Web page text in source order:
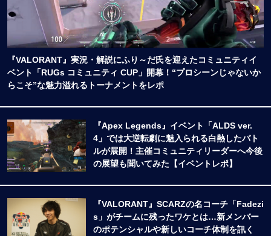
『VALORANT』実況・解説にふり～だ氏を迎えたコミュニティイ
ベント「RUGs コミュニティ CUP」開幕！“プロシーンじゃないか
らこそ”な魅力溢れるトーナメントをレポ
『Apex Legends』イベント「ALDS ver.
4」では大逆転劇に魅入られる白熱したバト
ルが展開！主催コミュニティリーダーへ今後
の展望も聞いてみた【イベントレポ】
『VALORANT』SCARZの名コーチ「Fadezi
s」がチームに残ったワケとは…新メンバー
のポテンシャルや新しいコーチ体制を訊く